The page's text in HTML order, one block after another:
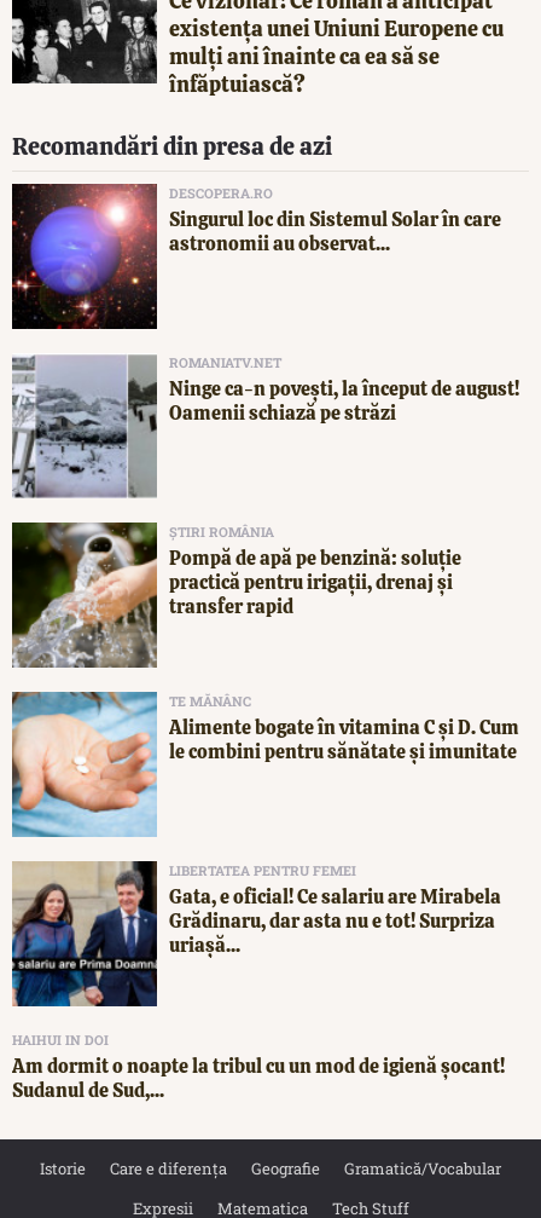
existența unei Uniuni Europene cu
mulți ani înainte ca ea să se
înfăptuiască?
Recomandări din presa de azi
DESCOPERA.RO
Singurul loc din Sistemul Solar în care
astronomii au observat...
ROMANIATV.NET
Ninge ca-n povești, la început de august!
Oamenii schiază pe străzi
ȘTIRI ROMÂNIA
Pompă de apă pe benzină: soluție
practică pentru irigații, drenaj și
transfer rapid
TE MĂNÂNC
Alimente bogate în vitamina C și D. Cum
le combini pentru sănătate și imunitate
LIBERTATEA PENTRU FEMEI
Gata, e oficial! Ce salariu are Mirabela
Grădinaru, dar asta nu e tot! Surpriza
uriașă...
HAIHUI IN DOI
Am dormit o noapte la tribul cu un mod de igienă șocant!
Sudanul de Sud,...
Istorie Care e diferența Geografie
Gramatică/Vocabular
Expresii
Matematica Tech Stuff